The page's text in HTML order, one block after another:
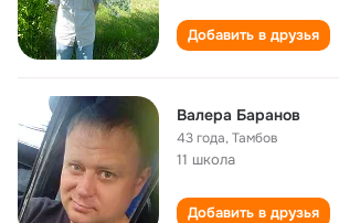
Добавить в друзья
Валера Баранов
43 года,Тамбов
11 школа
Добавить в друзья